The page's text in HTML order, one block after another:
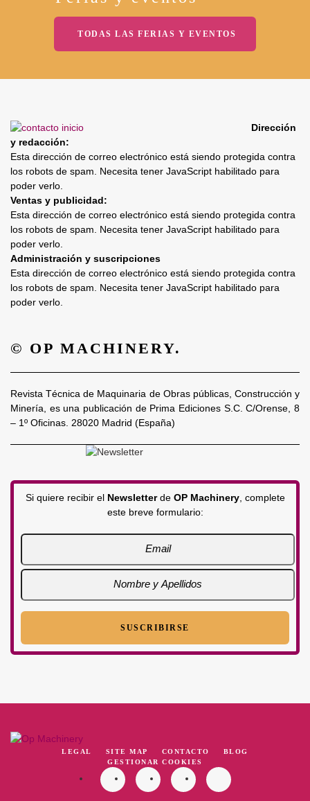
TODAS LAS FERIAS Y EVENTOS
Dirección
y redacción:
Esta dirección de correo electrónico está siendo protegida contra
los robots de spam. Necesita tener JavaScript habilitado para
poder verlo.
Ventas y publicidad:
Esta dirección de correo electrónico está siendo protegida contra
los robots de spam. Necesita tener JavaScript habilitado para
poder verlo.
Administración y suscripciones
Esta dirección de correo electrónico está siendo protegida contra
los robots de spam. Necesita tener JavaScript habilitado para
poder verlo.
© OP MACHINERY.
Revista Técnica de Maquinaria de Obras públicas, Construcción y
Minería, es una publicación de Prima Ediciones S.C. C/Orense, 8
– 1º Oficinas. 28020 Madrid (España)
Si quiere recibir el Newsletterde OP Machinery, complete
este breve formulario:
LEGAL SITE MAP CONTACTO
BLOG
GESTIONAR COOKIES